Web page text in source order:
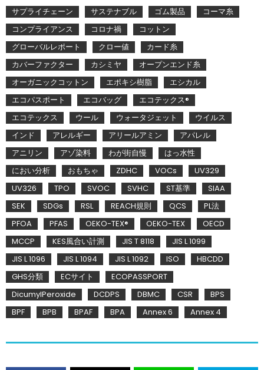
サプライチェーン サステナブル ゴム製品
コーマ糸
コンプライアンス
コロナ禍
コットン
グローバルレポート
クロー値
カード糸
カバーファクター
カシミヤ
オープンエンド糸
オーガニックコットン
エポキシ樹脂
エシカル
エコパスポート
エコバッグ
エコテックス®
エコテックス
ウール ウォータジェット
ウイルス
インド
アレルギー アリールアミン
アパレル
アニリン
アゾ染料 わが街自慢
はっ水性
におい分析
おもちゃ ZDHC VOCs
UV329
UV326
TPO SVOC SVHC ST基準
SIAA
SEK
SDGs RSL REACH規則 QCS
PL法
PFOA
PFAS OEKO-TEX® OEKO-TEX
OECD
MCCP
KES風合い計測 JIS T 8118
JIS L 1099
JIS L 1096
JIS L 1094 JIS L 1092 ISO
HBCDD
GHS分類
ECサイト
ECOPASSPORT
DicumylPeroxide
DCDPS DBMC CSR
BPS
BPF
BPB BPAF BPA Annex 6 Annex 4